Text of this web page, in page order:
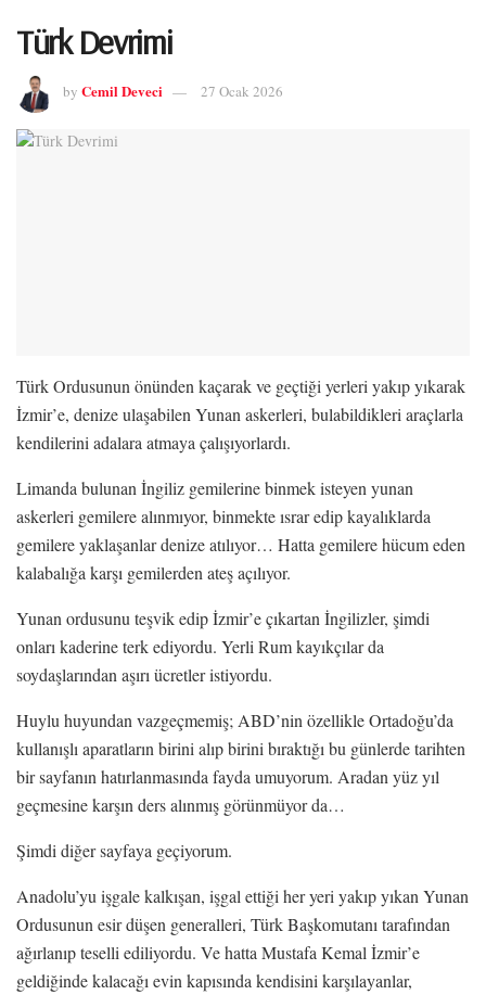
Türk Devrimi
by Cemil Deveci 27 Ocak 2026
Türk Ordusunun önünden kaçarak ve geçtiği yerleri yakıp yıkarak
İzmir’e, denize ulaşabilen Yunan askerleri, bulabildikleri araçlarla
kendilerini adalara atmaya çalışıyorlardı.
Limanda bulunan İngiliz gemilerine binmek isteyen yunan
askerleri gemilere alınmıyor, binmekte ısrar edip kayalıklarda
gemilere yaklaşanlar denize atılıyor… Hatta gemilere hücum eden
kalabalığa karşı gemilerden ateş açılıyor.
Yunan ordusunu teşvik edip İzmir’e çıkartan İngilizler, şimdi
onları kaderine terk ediyordu. Yerli Rum kayıkçılar da
soydaşlarından aşırı ücretler istiyordu.
Huylu huyundan vazgeçmemiş; ABD’nin özellikle Ortadoğu’da
kullanışlı aparatların birini alıp birini bıraktığı bu günlerde tarihten
bir sayfanın hatırlanmasında fayda umuyorum. Aradan yüz yıl
geçmesine karşın ders alınmış görünmüyor da…
Şimdi diğer sayfaya geçiyorum.
Anadolu’yu işgale kalkışan, işgal ettiği her yeri yakıp yıkan Yunan
Ordusunun esir düşen generalleri, Türk Başkomutanı tarafından
ağırlanıp teselli ediliyordu. Ve hatta Mustafa Kemal İzmir’e
geldiğinde kalacağı evin kapısında kendisini karşılayanlar,